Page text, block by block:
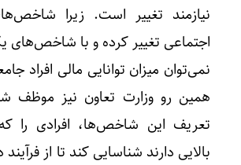
نیازمند تغییر است. زیرا
اجتماعی تغییر کرده و با
نمی‌توان میزان توانایی مالی افراد
همین رو وزارت تعاون نیز موظف
تعریف این شاخص‌ها، افرادی را که
بالایی دارند شناسایی کند تا از فرآیند